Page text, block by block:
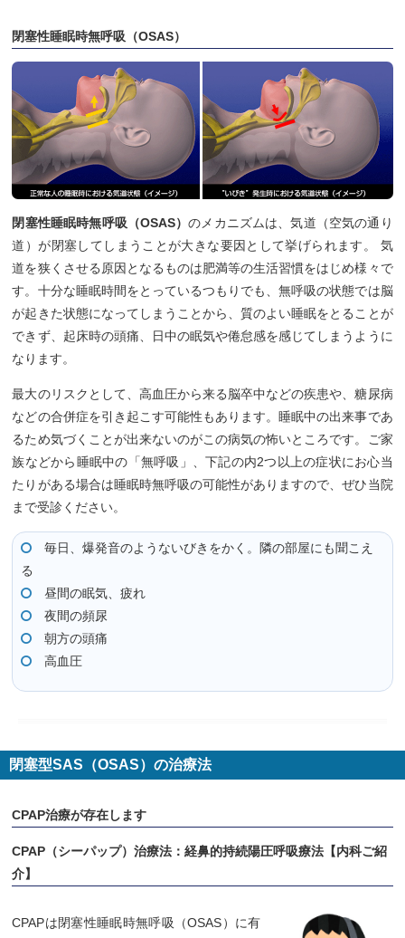
閉塞性睡眠時無呼吸（OSAS）
閉塞性睡眠時無呼吸（OSAS）のメカニズムは、気道（空気の通り
道）が閉塞してしまうことが大きな要因として挙げられます。 気
道を狭くさせる原因となるものは肥満等の生活習慣をはじめ様々で
す。十分な睡眠時間をとっているつもりでも、無呼吸の状態では脳
が起きた状態になってしまうことから、質のよい睡眠をとることが
できず、起床時の頭痛、日中の眠気や倦怠感を感じてしまうように
なります。
最大のリスクとして、高血圧から来る脳卒中などの疾患や、糖尿病
などの合併症を引き起こす可能性もあります。睡眠中の出来事であ
るため気づくことが出来ないのがこの病気の怖いところです。ご家
族などから睡眠中の「無呼吸」、下記の内2つ以上の症状にお心当
たりがある場合は睡眠時無呼吸の可能性がありますので、ぜひ当院
まで受診ください。
毎日、爆発音のようないびきをかく。隣の部屋にも聞こえ
る
昼間の眠気、疲れ
夜間の頻尿
朝方の頭痛
高血圧
閉塞型SAS（OSAS）の治療法
CPAP治療が存在します
CPAP（シーパップ）治療法：経鼻的持続陽圧呼吸療法【内科ご紹
介】
CPAPは閉塞性睡眠時無呼吸（OSAS）に有